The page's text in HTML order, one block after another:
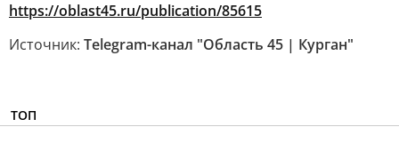
https://oblast45.ru/publication/85615
Источник: Telegram-канал "Область 45 | Курган"
ТОП